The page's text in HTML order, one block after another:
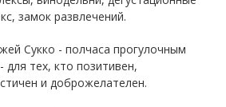
замок развлечений.
Сукко - полчаса прогулочным
для тех, кто позитивен,
и доброжелателен.